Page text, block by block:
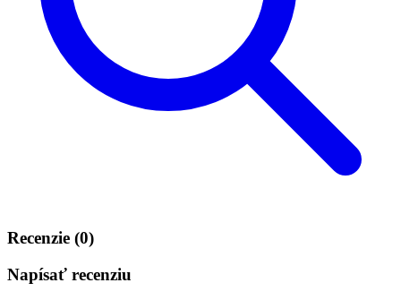
Recenzie (0)
Napísať recenziu